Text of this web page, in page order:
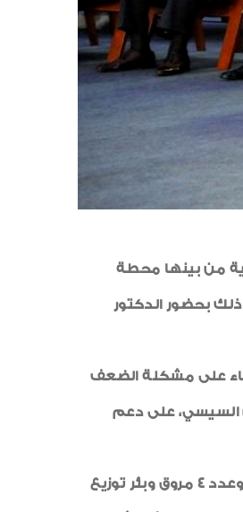
عدد من المشروعات القومية من بينها محطة
المحطة والشبكات، وذلك بحضور الدكتور
على مشكلة الضعف
السيسي، على دعم
جدير بالذكر أن المحطة أقيمت على مساحة 16 فدانًا، وتعمل بطاقة 86 ألف متر مكعب في اليوم وتتكون من المأخذ وخط المياه العكرة وعدد 4 مروق وبئر توزيع